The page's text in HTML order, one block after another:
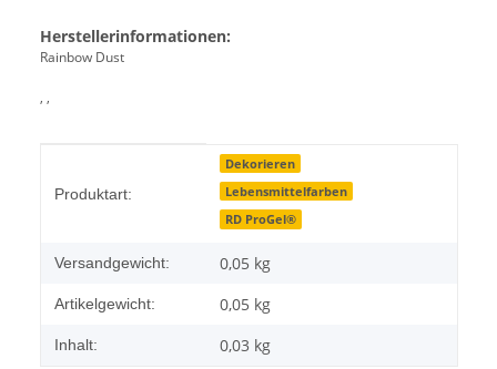
Herstellerinformationen:
Rainbow Dust
, ,
Produktart:
Dekorieren
Lebensmittelfarben
RD ProGel®
Versandgewicht: 0,05 kg
Artikelgewicht: 0,05 kg
Inhalt: 0,03 kg